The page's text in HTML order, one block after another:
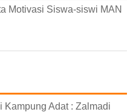
Motivasi Siswa-siswi MAN
Kampung Adat : Zalmadi